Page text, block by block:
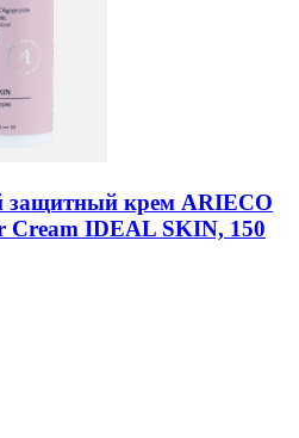
защитный крем ARIECO
Cream IDEAL SKIN, 150